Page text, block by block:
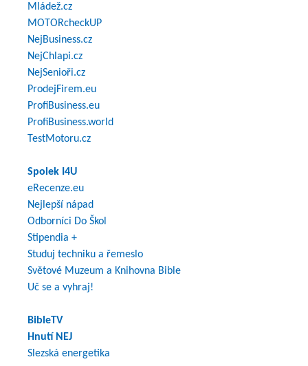
Mládež.cz
MOTORcheckUP
NejBusiness.cz
NejChlapi.cz
NejSenioři.cz
ProdejFirem.eu
ProfiBusiness.eu
ProfiBusiness.world
TestMotoru.cz
Spolek I4U
eRecenze.eu
Nejlepší nápad
Odborníci Do Škol
Stipendia +
Studuj techniku a řemeslo
Světové Muzeum a Knihovna Bible
Uč se a vyhraj!
BibleTV
Hnutí NEJ
Slezská energetika